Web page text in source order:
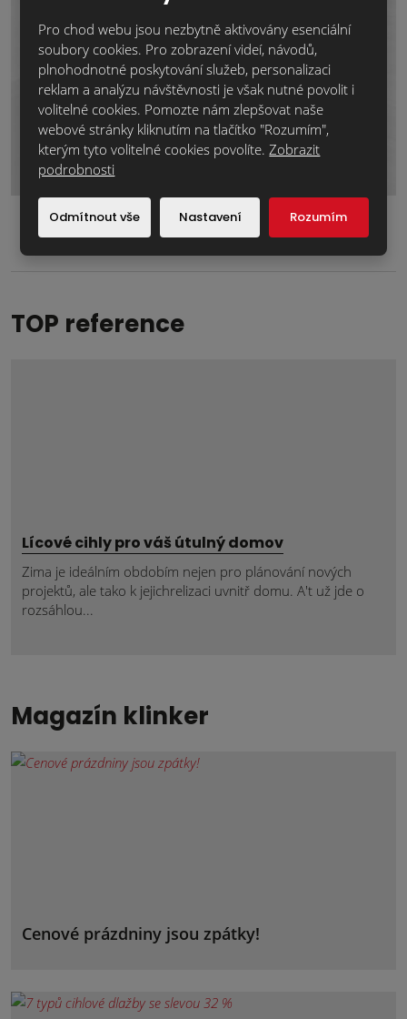
Odeslat zprávu
Formulář
nepodařilo
odeslat.
TOP reference
Lícové cihly pro váš útulný domov
Zima je ideálním obdobím nejen pro plánování nových
projektů, ale tako k jejichrelizaci uvnitř domu. A't už jde o
rozsáhlou...
Magazín klinker
Cenové prázdniny jsou zpátky!
Pro chod webu jsou nezbytně aktivovány esenciální
soubory cookies. Pro zobrazení videí, návodů,
plnohodnotné poskytování služeb, personalizaci
reklam a analýzu návštěvnosti je však nutné povolit i
volitelné cookies. Pomozte nám zlepšovat naše
webové stránky kliknutím na tlačítko "Rozumím",
kterým tyto volitelné cookies povolíte. Zobrazit
podrobnosti
Odmítnout vše Nastavení Rozumím